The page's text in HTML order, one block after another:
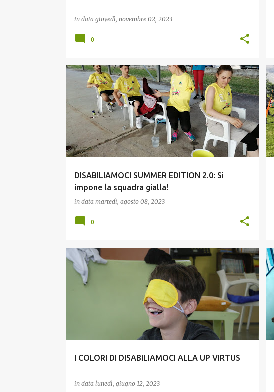
in data giovedì, novembre 02, 2023
0
DISABILIAMOCI SUMMER EDITION 2.0: Si
impone la squadra gialla!
in data martedì, agosto 08, 2023
ESTATE E TEMPO LIBERO GIOVANI INCLUSIONE
0
I COLORI DI DISABILIAMOCI ALLA UP VIRTUS
in data lunedì, giugno 12, 2023
GIOVANI